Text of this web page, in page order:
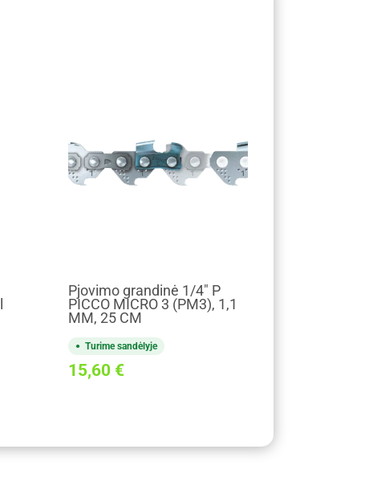
Pjovimo grandinė 1/4" P
PICCO MICRO 3 (PM3), 1,1
MM, 25 CM
Turime sandėlyje
15,60 €